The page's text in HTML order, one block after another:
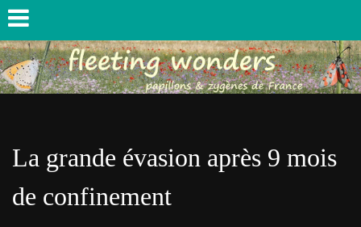
La grande évasion après 9 mois
de confinement